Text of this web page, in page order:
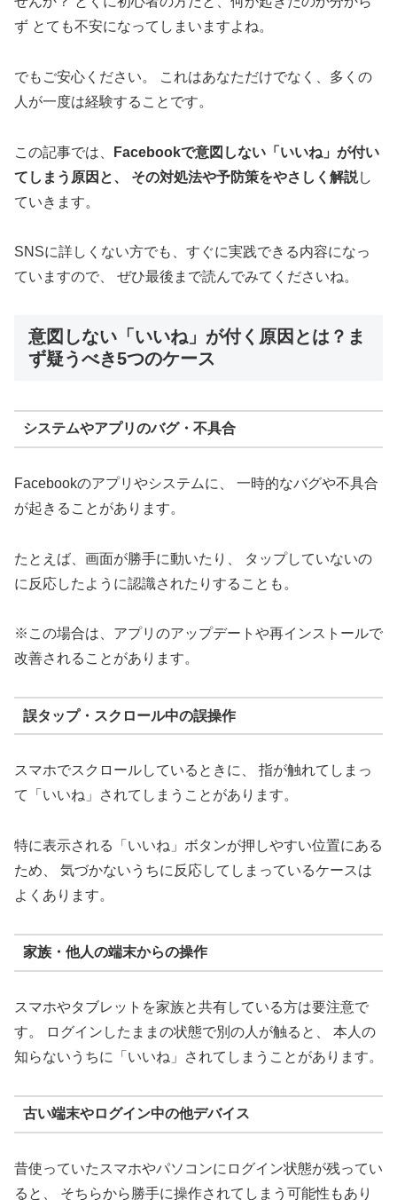
ず とても不安になってしまいますよね。
でもご安心ください。 これはあなただけでなく、多くの
人が一度は経験することです。
この記事では、
Facebookで意図しない「いいね」が付い
てしまう原因と、 その対処法や予防策をやさしく解説し
ていきます。
SNSに詳しくない方でも、すぐに実践できる内容になっ
ていますので、 ぜひ最後まで読んでみてくださいね。
意図しない「いいね」が付く原因とは？ま
ず疑うべき5つのケース
システムやアプリのバグ・不具合
Facebookのアプリやシステムに、 一時的なバグや不具合
が起きることがあります。
たとえば、画面が勝手に動いたり、 タップしていないの
に反応したように認識されたりすることも。
※この場合は、アプリのアップデートや再インストールで
改善されることがあります。
誤タップ・スクロール中の誤操作
スマホでスクロールしているときに、 指が触れてしまっ
て「いいね」されてしまうことがあります。
特に表示される「いいね」ボタンが押しやすい位置にある
ため、 気づかないうちに反応してしまっているケースは
よくあります。
家族・他人の端末からの操作
スマホやタブレットを家族と共有している方は要注意で
す。 ログインしたままの状態で別の人が触ると、 本人の
知らないうちに「いいね」されてしまうことがあります。
古い端末やログイン中の他デバイス
昔使っていたスマホやパソコンにログイン状態が残ってい
ると、 そちらから勝手に操作されてしまう可能性もあり